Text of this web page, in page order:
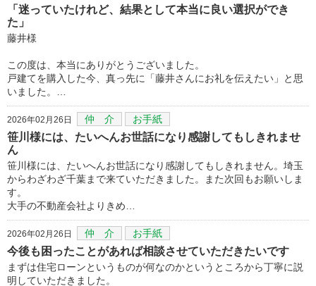
「迷っていたけれど、結果として本当に良い選択ができ
た」
藤井様
この度は、本当にありがとうございました。
戸建てを購入した今、真っ先に「藤井さんにお礼を伝えたい」と思
いました。…
2026年02月26日 仲 介 お手紙
笹川様には、たいへんお世話になり感謝してもしきれませ
ん
笹川様には、たいへんお世話になり感謝してもしきれません。埼玉
からわざわざ千葉まで来ていただきました。また次回もお願いしま
す。
大手の不動産会社よりきめ…
2026年02月26日 仲 介 お手紙
今後も困ったことがあれば相談させていただきたいです
まずは住宅ローンというものが何なのかというところから丁寧に説
明していただきました。